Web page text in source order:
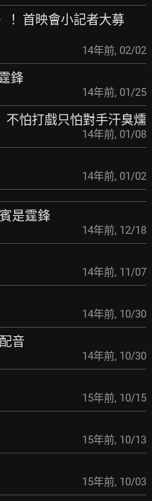
！ 首映會小記者大募
14年前, 02/02
鋒
14年前, 01/25
不怕打戲只怕對手汗臭燻
14年前, 01/08
14年前, 01/02
是霆鋒
14年前, 12/18
14年前, 11/07
14年前, 10/30
音
14年前, 10/30
15年前, 10/15
15年前, 10/13
15年前, 10/03